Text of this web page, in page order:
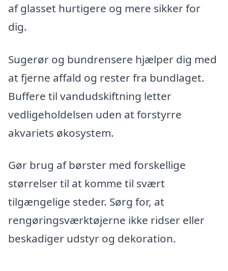
af glasset hurtigere og mere sikker for
dig.
Sugerør og bundrensere hjælper dig med
at fjerne affald og rester fra bundlaget.
Buffere til vandudskiftning letter
vedligeholdelsen uden at forstyrre
akvariets økosystem.
Gør brug af børster med forskellige
størrelser til at komme til svært
tilgængelige steder. Sørg for, at
rengøringsværktøjerne ikke ridser eller
beskadiger udstyr og dekoration.